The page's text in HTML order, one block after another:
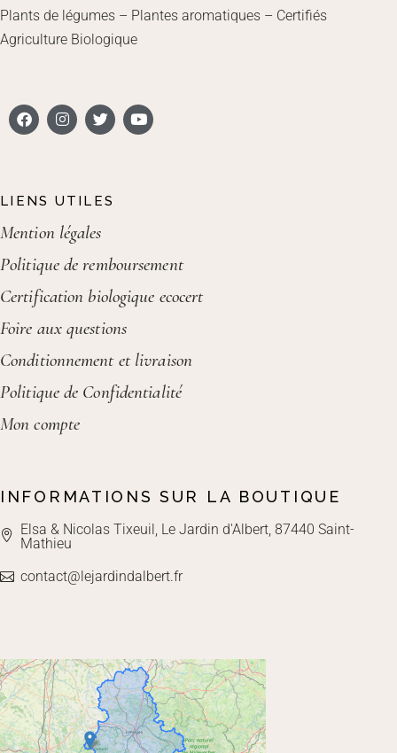
Plants de légumes – Plantes aromatiques – Certifiés
Agriculture Biologique
LIENS UTILES
Mention légales
Politique de remboursement
Certification biologique ecocert
Foire aux questions
Conditionnement et livraison
Politique de Confidentialité
Mon compte
INFORMATIONS SUR LA BOUTIQUE
Elsa & Nicolas Tixeuil, Le Jardin d'Albert, 87440 Saint-
Mathieu
contact@lejardindalbert.fr